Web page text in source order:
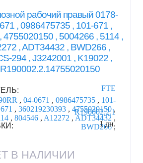
рабочий правый 0178-
, 0986475735 , 101-671 ,
, 5004266 , 5114 ,
, ADT34432 , BWD266 ,
294 , J3242001 , K19022 ,
FTE
,04-0671 ,0986475735 , 101-
671 ,360219230393 ,4755020150,
,804546 , A12272 , ADT34432 ,
BWD266,
R190002.2.1
1 дн.
В НАЛИЧИИ